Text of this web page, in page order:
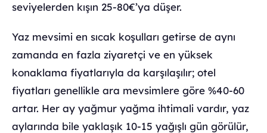
seviyelerden kışın 25-80€’ya düşer.
Yaz mevsimi en sıcak koşulları getirse de aynı
zamanda en fazla ziyaretçi ve en yüksek
konaklama fiyatlarıyla da karşılaşılır; otel
fiyatları genellikle ara mevsimlere göre %40-60
artar. Her ay yağmur yağma ihtimali vardır, yaz
aylarında bile yaklaşık 10-15 yağışlı gün görülür,